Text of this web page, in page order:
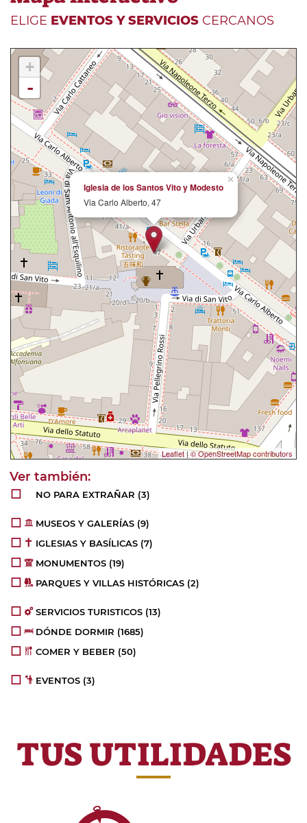
ELIGE EVENTOS Y SERVICIOS CERCANOS
×
Iglesia de los Santos Vito y Modesto
Via Carlo Alberto, 47
+
-
Leaflet|© OpenStreetMap contributors
NO PARA EXTRAÑAR (3)
MUSEOS Y GALERÍAS (9)
IGLESIAS Y BASÍLICAS (7)
MONUMENTOS (19)
PARQUES Y VILLAS HISTÓRICAS (2)
SERVICIOS TURISTICOS (13)
DÓNDE DORMIR (1685)
COMER Y BEBER (50)
EVENTOS (3)
TUS UTILIDADES